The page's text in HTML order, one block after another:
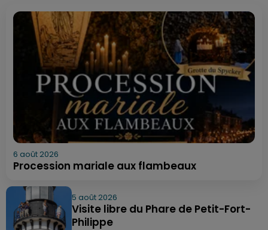
6 août 2026
Procession mariale aux flambeaux
5 août 2026
Visite libre du Phare de Petit-Fort-
Philippe